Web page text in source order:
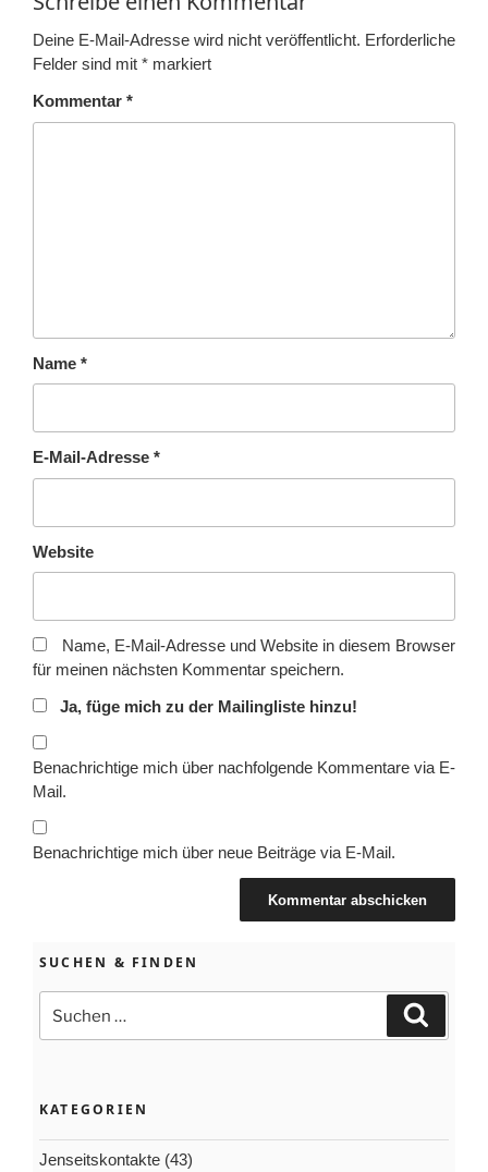
Deine E-Mail-Adresse wird nicht veröffentlicht. Erforderliche
Felder sind mit * markiert
Kommentar *
Name *
E-Mail-Adresse *
Website
Name, E-Mail-Adresse und Website in diesem Browser
für meinen nächsten Kommentar speichern.
Ja, füge mich zu der Mailingliste hinzu!
Benachrichtige mich über nachfolgende Kommentare via E-
Mail.
Benachrichtige mich über neue Beiträge via E-Mail.
SUCHEN & FINDEN
nach:
KATEGORIEN
Jenseitskontakte (43)